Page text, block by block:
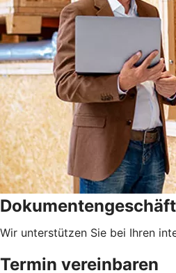
Dokumentengeschäft
Wir unterstützen Sie bei Ihren
Termin vereinbaren